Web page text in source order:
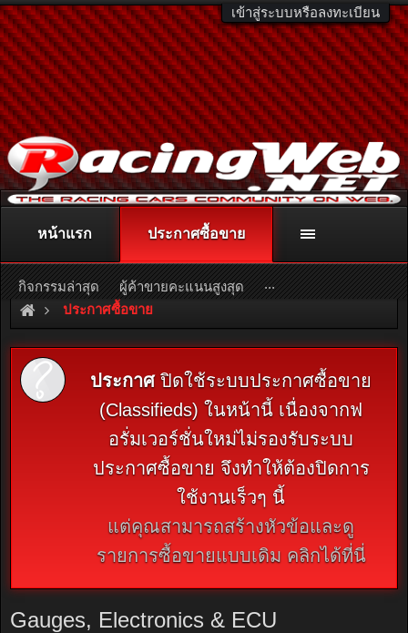
เข้าสู่ระบบหรือลงทะเบียน
ติดต่อลงโฆษณา racingweb@gmail.com
หรือโทร. 081-811-1138
หรืออ่านรายละเอียดเพิ่มเติม คลิกที่นี่
ประกาศซื้อขาย
ประกาศปิดใช้ระบบประกาศซื้อขาย
(Classifieds) ในหน้านี้ เนื่องจากฟ
อรั่มเวอร์ชั่นใหม่ไม่รองรับระบบ
ประกาศซื้อขาย จึงทำให้ต้องปิดการ
ใช้งานเร็วๆ นี้
แต่คุณสามารถสร้างหัวข้อและดู
รายการซื้อขายแบบเดิม คลิกได้ที่นี่
Gauges, Electronics & ECU
หน้าแรก ประกาศซื้อขาย
กิจกรรมล่าสุด ผู้ค้าขายคะแนนสูงสุด ...